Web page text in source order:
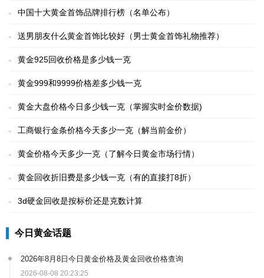
中国十大黄金首饰品牌排行榜（名单公布）
送男朋友什么黄金首饰比较好（男士黄金首饰礼物推荐）
黄金925回收价格是多少钱一克
黄金999和9999价格差多少钱一克
黄金大盘价格今日多少钱一克（掌握实时金价数据)
工商银行金条价格今天多少一克（解当前金价）
黄金价格今天多少一克（了解今日黄金市场行情）
黄金回收折旧费是多少钱一克（有的直接打8折）
3d硬金回收是按标价还是克数计算
今日黄金话题
2026年8月8日今日黄金价格及黄金回收价格查询
2026-08-08 20:23:25